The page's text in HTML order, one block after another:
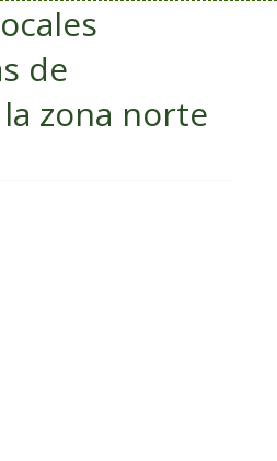
de
zona norte